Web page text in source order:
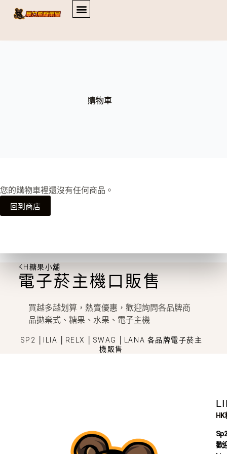
購物車
您的購物車裡還沒有任何商品。
回到商店
KH糖果小舖
電子菸主機口販售
買越多越划算，熱賣優惠，歡迎詢問各品牌商
品拋棄式、糖果、水果、電子主機
SP2 │ILIA │RELX │SWAG │LANA 各品牌電子菸主
機販售
HK
歡